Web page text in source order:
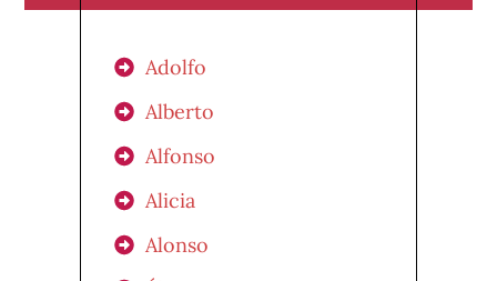
Adolfo
Alberto
Alfonso
Alicia
Alonso